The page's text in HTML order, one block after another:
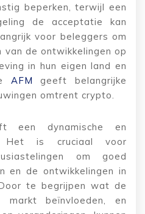
beperken, terwijl een
de acceptatie kan
voor beleggers om
de ontwikkelingen op
in hun eigen land en
AFM
geeft belangrijke
omtrent crypto.
een dynamische en
Het is cruciaal voor
om goed
en de ontwikkelingen in
te begrijpen wat de
beïnvloeden, en